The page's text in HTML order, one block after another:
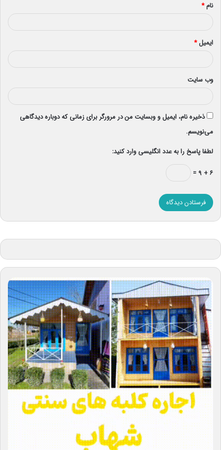
نام*
ایمیل*
وب‌ سایت
ذخیره نام، ایمیل و وبسایت من در مرورگر برای زمانی که دوباره دیدگاهی
می‌نویسم.
لطفا پاسخ را به عدد انگلیسی وارد کنید:
۶ + ۹ =